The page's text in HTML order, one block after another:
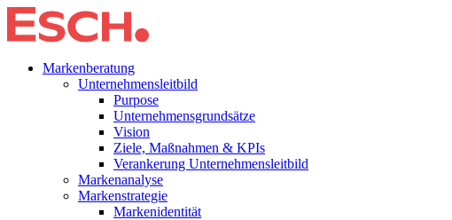
Markenberatung
Unternehmensleitbild
Purpose
Unternehmensgrundsätze
Vision
Ziele, Maßnahmen & KPIs
Verankerung Unternehmensleitbild
Markenanalyse
Markenstrategie
Markenidentität